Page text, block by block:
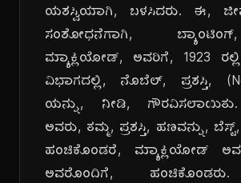
ಯಶಸ್ವಿಯಾಗಿ, ಬಳಸಿದರು. ಈ,
ಸಂಶೋಧನೆಗಾಗಿ,
ಮ್ಯಾಕ್ಲಿಯೋಡ್, ಅವರಿಗೆ, 1923
ವಿಭಾಗದಲ್ಲಿ, ನೊಬೆಲ್, ಪ್ರಶಸ್ತಿ,
ಯನ್ನು, ನೀಡಿ, ಗೌರವಿಸಲಾಯಿತು.
ಅವರು, ತಮ್ಮ, ಪ್ರಶಸ್ತಿ, ಹಣವನ್ನು,
ಹಂಚಿಕೊಂಡರೆ, ಮ್ಯಾಕ್ಲಿಯೋಡ್
ಅವರೊಂದಿಗೆ, ಹಂಚಿಕೊಂಡರು.